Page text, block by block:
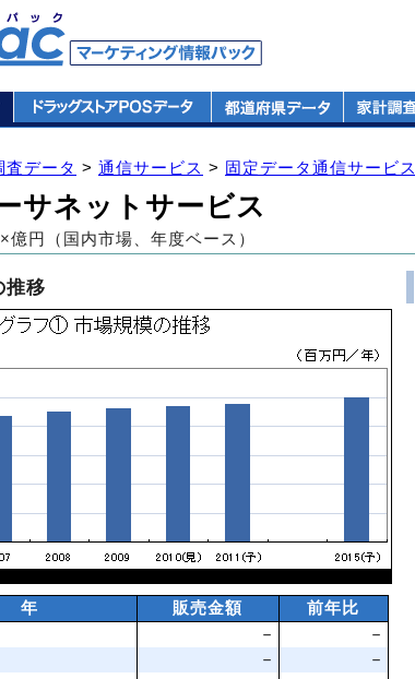
査データ > 通信サービス > 固定データ通信サービス
サネットサービス
円（国内市場、年度ベース）
推移
年 販売金額
前年比
－
－
－
－